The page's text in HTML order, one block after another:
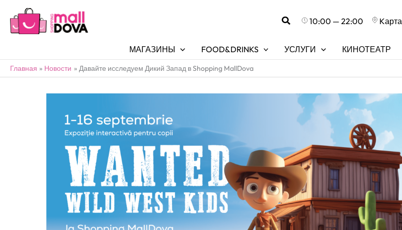
Поиск 10:00 — 22:00 Kарта
МАГАЗИНЫ FOOD&DRINKS УСЛУГИ КИНОТЕАТР
Главная Новости Давайте исследуем Дикий Запад в Shopping MallDova